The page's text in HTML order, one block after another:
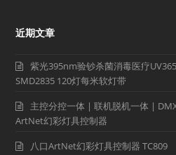
近期文章
紫光395nm验钞杀菌消毒医疗
SMD2835 120灯每米软灯带
主控分控一体 | 联机脱机一体 |
ArtNet幻彩灯具控制器
八口ArtNet幻彩灯具控制器 TC809